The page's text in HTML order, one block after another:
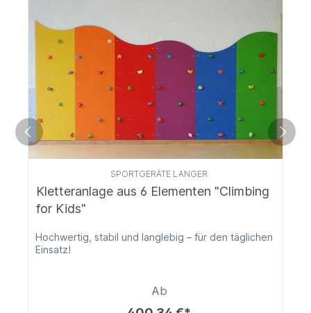
SPORTGERÄTE LANGER
Kletteranlage aus 6 Elementen "Climbing
for Kids"
Hochwertig, stabil und langlebig – für den täglichen
Einsatz!
Ab